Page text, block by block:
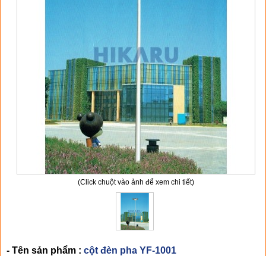
(Click chuột vào ảnh để xem chi tiết)
- Tên sản phẩm : cột đèn pha YF-1001